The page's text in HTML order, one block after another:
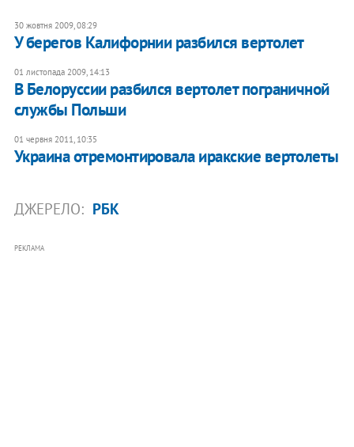
30 жовтня 2009, 08:29
У берегов Калифорнии разбился вертолет
01 листопада 2009, 14:13
В Белоруссии разбился вертолет пограничной
службы Польши
01 червня 2011, 10:35
​Украина отремонтировала иракские вертолеты
ДЖЕРЕЛО: РБК
РЕКЛАМА